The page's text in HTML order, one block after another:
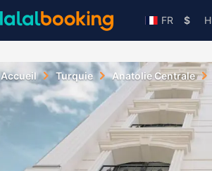
FR $
Accueil Turquie Anatolie Centrale